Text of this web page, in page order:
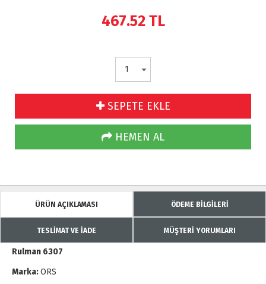
467.52TL
SEPETE EKLE
HEMEN AL
ÜRÜN AÇIKLAMASI ÖDEME BİLGİLERİ
TESLİMAT VE İADE MÜŞTERİ YORUMLARI
Rulman 6307
Marka:ORS